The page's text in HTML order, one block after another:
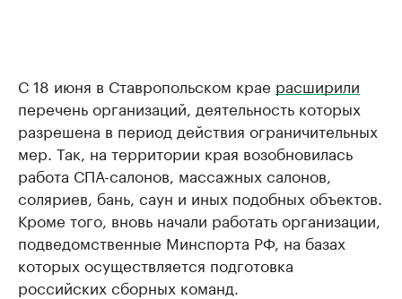
С 18 июня в Ставропольском крае расширили
перечень организаций, деятельность которых
разрешена в период действия ограничительных
мер. Так, на территории края возобновилась
работа СПА-салонов, массажных салонов,
соляриев, бань, саун и иных подобных объектов.
Кроме того, вновь начали работать организации,
подведомственные Минспорта РФ, на базах
которых осуществляется подготовка
российских сборных команд.